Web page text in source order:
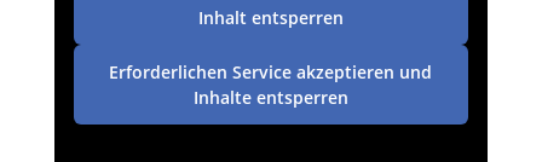
Inhalt entsperren
Erforderlichen Service akzeptieren und
Inhalte entsperren